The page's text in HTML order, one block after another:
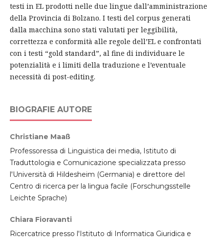
testi in EL prodotti nelle due lingue dall’amministrazione
della Provincia di Bolzano. I testi del corpus generati
dalla macchina sono stati valutati per leggibilità,
correttezza e conformità alle regole dell’EL e confrontati
con i testi “gold standard”, al fine di individuare le
potenzialità e i limiti della traduzione e l’eventuale
necessità di post-editing.
BIOGRAFIE AUTORE
Christiane Maaß
Professoressa di Linguistica dei media, Istituto di
Traduttologia e Comunicazione specializzata presso
l'Università di Hildesheim (Germania) e direttore del
Centro di ricerca per la lingua facile (Forschungsstelle
Leichte Sprache)
Chiara Fioravanti
Ricercatrice presso l'Istituto di Informatica Giuridica e